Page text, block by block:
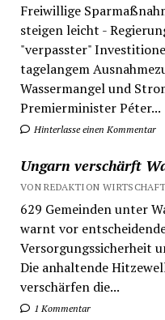
Freiwillige
steigen leicht -
"verpasster"
tagelangem
Wassermangel und
Premierminister Péter...
Hinterlasse einen Kommentar
Ungarn verschärft
VON REDAKTION WIRTSCHAFT
629 Gemeinden unter
warnt vor
Versorgungssicherheit
Die anhaltende
verschärfen die...
1 Kommentar